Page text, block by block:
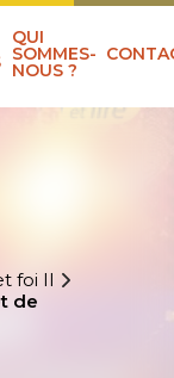
QUI
SOMMES-
NOUS ?
foi II
de